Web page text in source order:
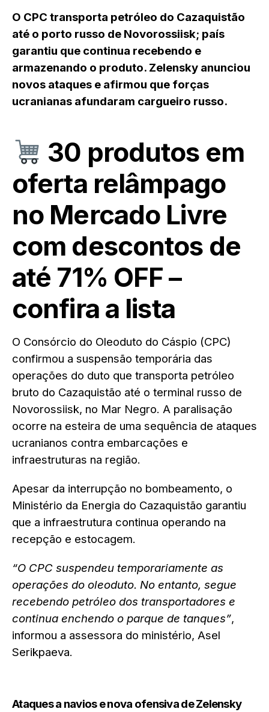
O CPC transporta petróleo do Cazaquistão
até o porto russo de Novorossiisk; país
garantiu que continua recebendo e
armazenando o produto. Zelensky anunciou
novos ataques e afirmou que forças
ucranianas afundaram cargueiro russo.
30 produtos em
oferta relâmpago
no Mercado Livre
com descontos de
até 71% OFF –
confira a lista
O Consórcio do Oleoduto do Cáspio (CPC)
confirmou a suspensão temporária das
operações do duto que transporta petróleo
bruto do Cazaquistão até o terminal russo de
Novorossiisk, no Mar Negro. A paralisação
ocorre na esteira de uma sequência de ataques
ucranianos contra embarcações e
infraestruturas na região.
Apesar da interrupção no bombeamento, o
Ministério da Energia do Cazaquistão garantiu
que a infraestrutura continua operando na
recepção e estocagem.
“O CPC suspendeu temporariamente as
operações do oleoduto. No entanto, segue
recebendo petróleo dos transportadores e
continua enchendo o parque de tanques”,
informou a assessora do ministério, Asel
Serikpaeva.
Ataques a navios e nova ofensiva de Zelensky